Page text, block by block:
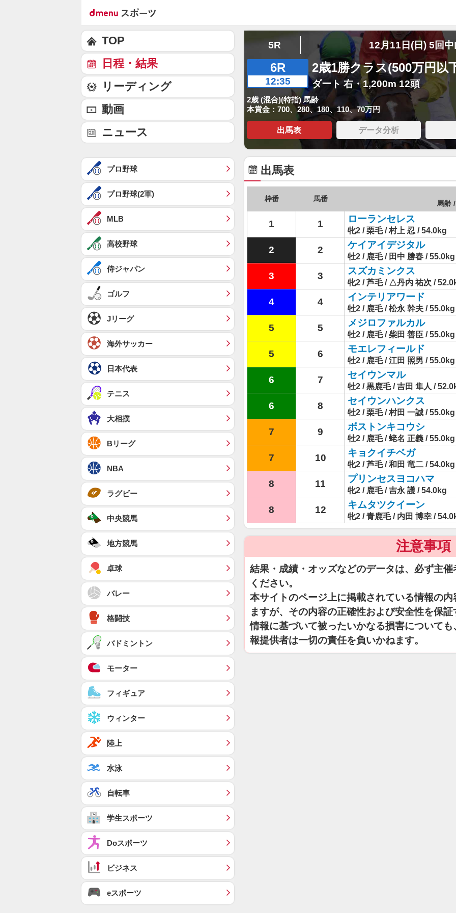
5R 12月11日(日) 5回
6R
12:35
2歳1勝クラス(500万円以
ダート 右・1,200m 12頭
2歳 (混合)(特指) 馬齢
本賞金：700、280、180、110、70万円
出馬表 データ分析
出馬表
枠番 馬番
馬齢
1 1 ローランセレス
牝2 / 栗毛 / 村上 忍 / 54.0kg
2 2 ケイアイデジタル
牡2 / 鹿毛 / 田中 勝春 / 55.0kg
3 3 スズカミンクス
牝2 / 芦毛 / △丹内 祐次 /
4 4 インテリアワード
牡2 / 鹿毛 / 松永 幹夫 / 55.0kg
5 5 メジロファルカル
牡2 / 鹿毛 / 柴田 善臣 / 55.0kg
5 6 モエレフィールド
牡2 / 鹿毛 / 江田 照男 / 55.0kg
6 7 セイウンマル
牡2 / 黒鹿毛 / 吉田 隼人 /
6 8 セイウンハンクス
牡2 / 栗毛 / 村田 一誠 / 55.0kg
7 9 ボストンキコウシ
牡2 / 鹿毛 / 蛯名 正義 / 55.0kg
7 10 キョクイチベガ
牝2 / 芦毛 / 和田 竜二 / 54.0kg
8 11 プリンセスヨコハマ
牝2 / 鹿毛 / 吉永 護 / 54.0kg
8 12 キムタツクイーン
牝2 / 青鹿毛 / 内田 博幸 /
注意事項
結果・成績・オッズなどのデータは、必ず主
ください。
本サイトのページ上に掲載されている情報の
ますが、その内容の正確性および安全性を保
情報に基づいて被ったいかなる損害について
報提供者は一切の責任を負いかねます。
TOP
日程・結果
リーディング
動画
ニュース
プロ野球
プロ野球(2軍)
MLB
高校野球
侍ジャパン
ゴルフ
Jリーグ
海外サッカー
日本代表
テニス
大相撲
Bリーグ
NBA
ラグビー
中央競馬
地方競馬
卓球
バレー
格闘技
バドミントン
モーター
フィギュア
ウィンター
陸上
水泳
自転車
学生スポーツ
Doスポーツ
ビジネス
eスポーツ